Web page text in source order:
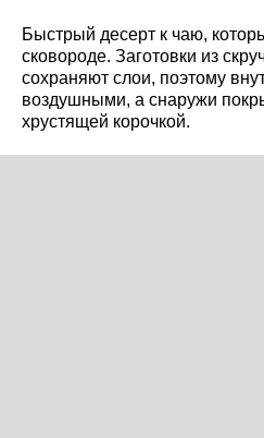
Быстрый десерт к чаю,
сковороде. Заготовки из
сохраняют слои, поэтому
воздушными, а снаружи
хрустящей корочкой.